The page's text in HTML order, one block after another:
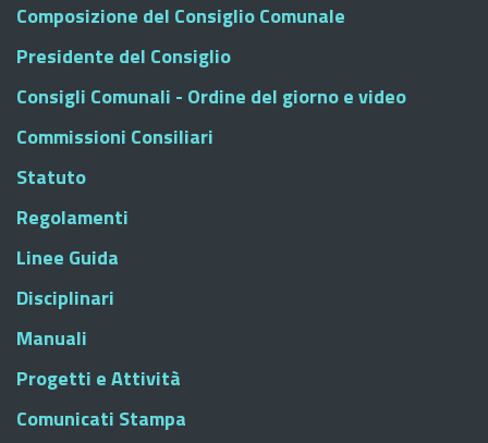
Composizione del Consiglio Comunale
Presidente del Consiglio
Consigli Comunali - Ordine del giorno e video
Commissioni Consiliari
Statuto
Regolamenti
Linee Guida
Disciplinari
Manuali
Progetti e Attività
Comunicati Stampa